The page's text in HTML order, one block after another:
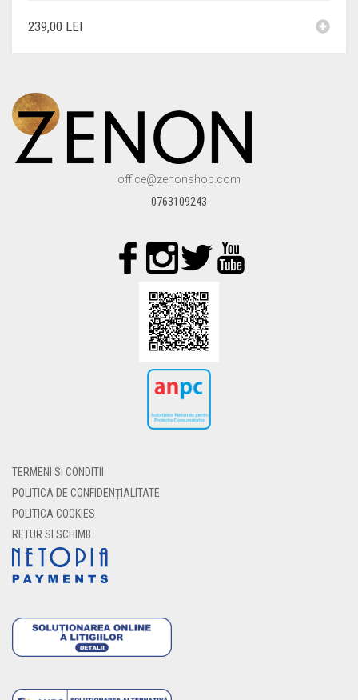
239,00 LEI
office@zenonshop.com
0763109243
TERMENI SI CONDITII
POLITICA DE CONFIDENȚIALITATE
POLITICA COOKIES
RETUR SI SCHIMB